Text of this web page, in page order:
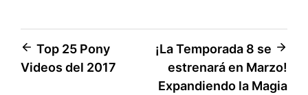
Navegación
de
Top 25 Pony
Videos del 2017
¡La Temporada 8 se
estrenará en Marzo!
Expandiendo la Magia